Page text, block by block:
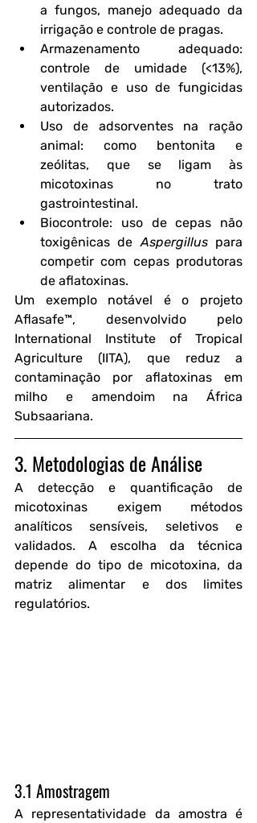
a fungos, manejo adequado da
irrigação e controle de pragas.
Armazenamento adequado:
controle de umidade (<13%),
ventilação e uso de fungicidas
autorizados.
Uso de adsorventes na ração
animal: como bentonita e
zeólitas, que se ligam às
micotoxinas no trato
gastrointestinal.
Biocontrole: uso de cepas não
toxigênicas de Aspergillus para
competir com cepas produtoras
de aflatoxinas.
Aflasafe™, desenvolvido pelo
International Institute of Tropical
Agriculture (IITA), que reduz a
contaminação por aflatoxinas em
milho e amendoim na África
Subsaariana.
3. Metodologias de Análise
A detecção e quantificação de
micotoxinas exigem métodos
analíticos sensíveis, seletivos e
validados. A escolha da técnica
depende do tipo de micotoxina, da
matriz alimentar e dos limites
regulatórios.
3.1 Amostragem
A representatividade da amostra é